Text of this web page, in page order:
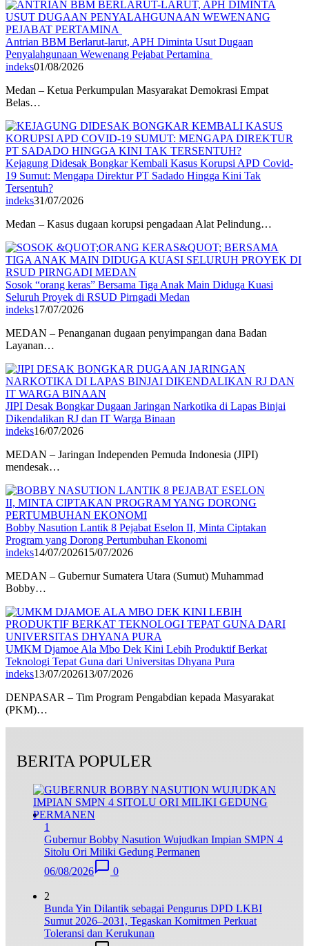
Antrian BBM Berlarut-larut, APH Diminta Usut Dugaan
Penyalahgunaan Wewenang Pejabat Pertamina
indeks01/08/2026
Medan – Ketua Perkumpulan Masyarakat Demokrasi Empat
Belas…
Kejagung Didesak Bongkar Kembali Kasus Korupsi APD Covid-
19 Sumut: Mengapa Direktur PT Sadado Hingga Kini Tak
Tersentuh?
indeks31/07/2026
Medan – Kasus dugaan korupsi pengadaan Alat Pelindung…
Sosok “orang keras” Bersama Tiga Anak Main Diduga Kuasi
Seluruh Proyek di RSUD Pirngadi Medan
indeks17/07/2026
MEDAN – Penanganan dugaan penyimpangan dana Badan
Layanan…
JIPI Desak Bongkar Dugaan Jaringan Narkotika di Lapas Binjai
Dikendalikan RJ dan IT Warga Binaan
indeks16/07/2026
MEDAN – Jaringan Independen Pemuda Indonesia (JIPI)
mendesak…
Bobby Nasution Lantik 8 Pejabat Eselon II, Minta Ciptakan
Program yang Dorong Pertumbuhan Ekonomi
indeks14/07/202615/07/2026
MEDAN – Gubernur Sumatera Utara (Sumut) Muhammad
Bobby…
UMKM Djamoe Ala Mbo Dek Kini Lebih Produktif Berkat
Teknologi Tepat Guna dari Universitas Dhyana Pura
indeks13/07/202613/07/2026
DENPASAR – Tim Program Pengabdian kepada Masyarakat
(PKM)…
BERITA POPULER
1
Gubernur Bobby Nasution Wujudkan Impian SMPN 4
Sitolu Ori Miliki Gedung Permanen
06/08/2026
0
2
Bunda Yin Dilantik sebagai Pengurus DPD LKBI
Sumut 2026–2031, Tegaskan Komitmen Perkuat
Toleransi dan Kerukunan